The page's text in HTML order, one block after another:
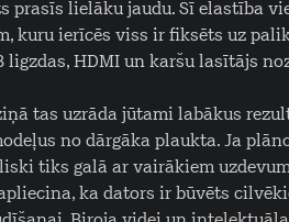
prasīs lielāku jaudu. Šī elastība
kuru ierīcēs viss ir fiksēts uz
ligzdas, HDMI un karšu lasītājs
tas uzrāda jūtami labākus
no dārgāka plaukta. Ja
tiks galā ar vairākiem
ka dators ir būvēts